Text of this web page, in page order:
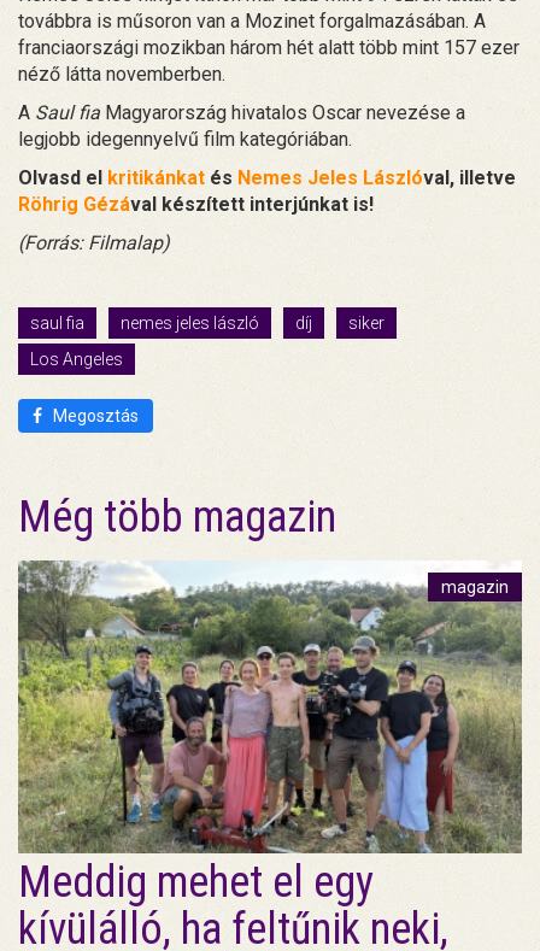
továbbra is műsoron van a Mozinet forgalmazásában. A
franciaországi mozikban három hét alatt több mint 157 ezer
néző látta novemberben.
A Saul fia Magyarország hivatalos Oscar nevezése a
legjobb idegennyelvű film kategóriában.
Olvasd el
kritikánkat és Nemes Jeles Lászlóval, illetve
Röhrig Gézával készített interjúnkat is!
(Forrás: Filmalap)
saul fia nemes jeles lászló díj
siker
Los Angeles
Megosztás
Még több magazin
magazin
Meddig mehet el egy
kívülálló, ha feltűnik neki,